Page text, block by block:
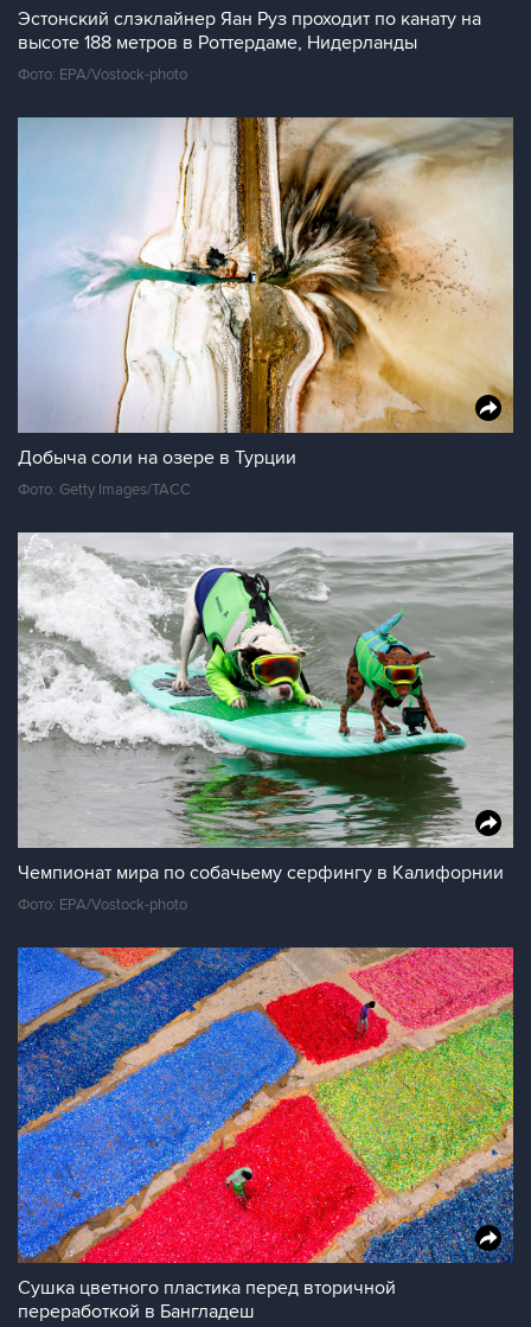
Эстонский слэклайнер Яан Руз проходит по канату на
высоте 188 метров в Роттердаме, Нидерланды
Фото: EPA/Vostock-photo
Добыча соли на озере в Турции
Фото: Getty Images/ТАСС
Чемпионат мира по собачьему серфингу в Калифорнии
Фото: EPA/Vostock-photo
Сушка цветного пластика перед вторичной
переработкой в Бангладеш